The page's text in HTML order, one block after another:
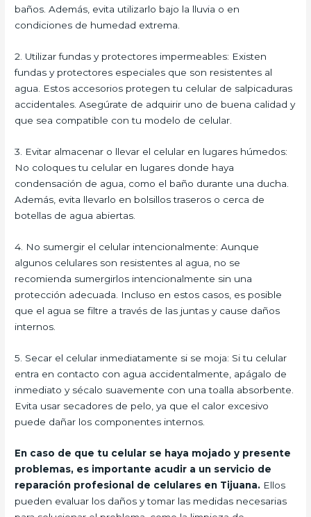
baños. Además, evita utilizarlo bajo la lluvia o en
condiciones de humedad extrema.
2. Utilizar fundas y protectores impermeables: Existen
fundas y protectores especiales que son resistentes al
agua. Estos accesorios protegen tu celular de salpicaduras
accidentales. Asegúrate de adquirir uno de buena calidad y
que sea compatible con tu modelo de celular.
3. Evitar almacenar o llevar el celular en lugares húmedos:
No coloques tu celular en lugares donde haya
condensación de agua, como el baño durante una ducha.
Además, evita llevarlo en bolsillos traseros o cerca de
botellas de agua abiertas.
4. No sumergir el celular intencionalmente: Aunque
algunos celulares son resistentes al agua, no se
recomienda sumergirlos intencionalmente sin una
protección adecuada. Incluso en estos casos, es posible
que el agua se filtre a través de las juntas y cause daños
internos.
5. Secar el celular inmediatamente si se moja: Si tu celular
entra en contacto con agua accidentalmente, apágalo de
inmediato y sécalo suavemente con una toalla absorbente.
Evita usar secadores de pelo, ya que el calor excesivo
puede dañar los componentes internos.
En caso de que tu celular se haya mojado y presente
problemas, es importante acudir a un servicio de
reparación profesional de celulares en Tijuana. Ellos
pueden evaluar los daños y tomar las medidas necesarias